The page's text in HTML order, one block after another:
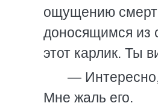
ощущению
доносящимся из
этот карлик. Ты
—
Мне жаль его.